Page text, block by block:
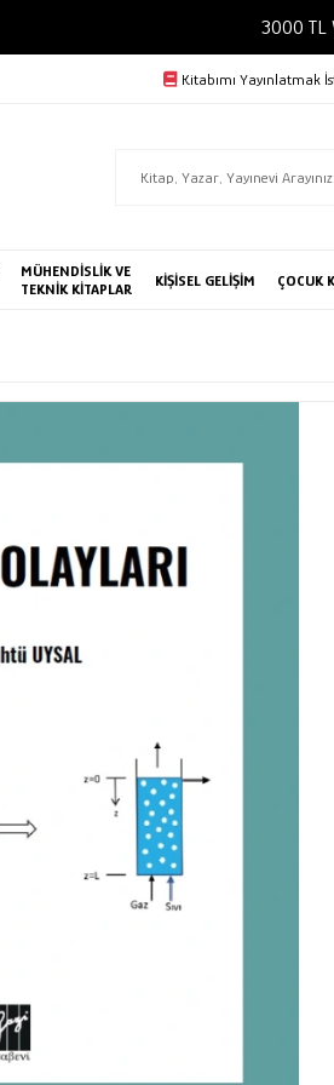
Kitabımı Yayınlatmak
MÜHENDİSLİK VE
TEKNİK KİTAPLAR
KİŞİSEL GELİŞİM ÇOCUK